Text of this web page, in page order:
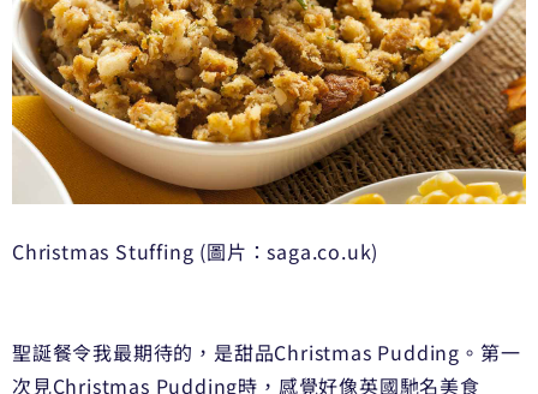
Christmas Stuffing (圖片：saga.co.uk)
聖誕餐令我最期待的，是甜品Christmas Pudding。第一
次見Christmas Pudding時，感覺好像英國馳名美食